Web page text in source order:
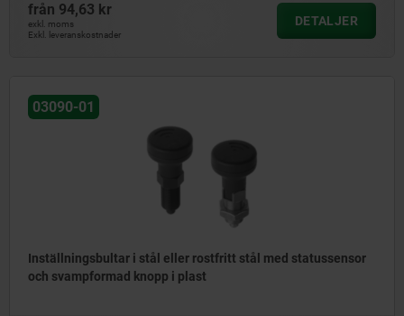
från 94,63 kr
exkl. moms
Exkl. leveranskostnader
DETALJER
03090-01
Inställningsbultar i stål eller rostfritt stål med statussensor
och svampformad knopp i plast